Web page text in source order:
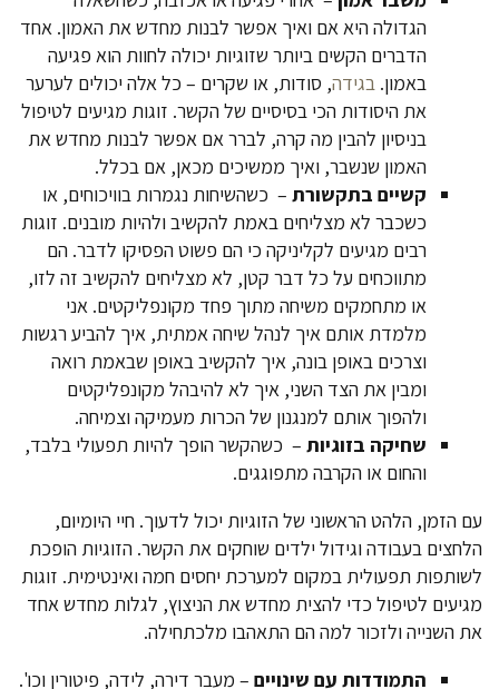
הגדולה היא אם ואיך אפשר לבנות מחדש את האמון. אחד
הדברים הקשים ביותר שזוגיות יכולה לחוות הוא פגיעה
באמון. בגידה, סודות, או שקרים – כל אלה יכולים לערער
את היסודות הכי בסיסיים של הקשר. זוגות מגיעים לטיפול
בניסיון להבין מה קרה, לברר אם אפשר לבנות מחדש את
האמון שנשבר, ואיך ממשיכים מכאן, אם בכלל.
קשיים בתקשורת – כשהשיחות נגמרות בוויכוחים, או
כשכבר לא מצליחים באמת להקשיב ולהיות מובנים. זוגות
רבים מגיעים לקליניקה כי הם פשוט הפסיקו לדבר. הם
מתווכחים על כל דבר קטן, לא מצליחים להקשיב זה לזו,
או מתחמקים משיחה מתוך פחד מקונפליקטים. אני
מלמדת אותם איך לנהל שיחה אמתית, איך להביע רגשות
וצרכים באופן בונה, איך להקשיב באופן שבאמת רואה
ומבין את הצד השני, איך לא להיבהל מקונפליקטים
ולהפוך אותם למנגנון של הכרות מעמיקה וצמיחה.
שחיקה בזוגיות – כשהקשר הופך להיות תפעולי בלבד,
והחום או הקרבה מתפוגגים.
עם הזמן, הלהט הראשוני של הזוגיות יכול לדעוך. חיי היומיום,
הלחצים בעבודה וגידול ילדים שוחקים את הקשר. הזוגיות הופכת
לשותפות תפעולית במקום למערכת יחסים חמה ואינטימית. זוגות
מגיעים לטיפול כדי להצית מחדש את הניצוץ, לגלות מחדש אחד
את השנייה ולזכור למה הם התאהבו מלכתחילה.
התמודדות עם שינויים – מעבר דירה, לידה, פיטורין וכו'.